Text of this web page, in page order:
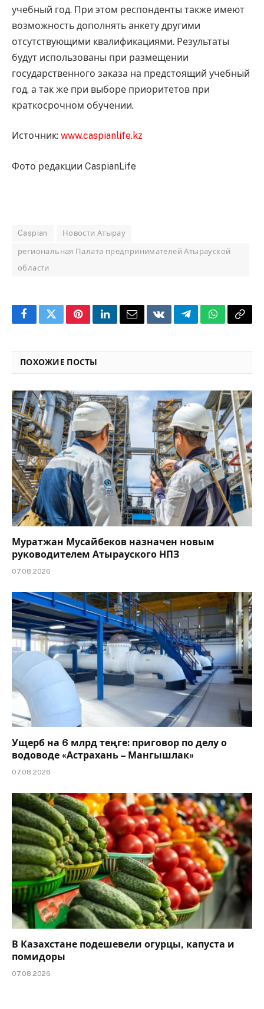
учебный год. При этом респонденты также имеют
возможность дополнять анкету другими
отсутствующими квалификациями. Результаты
будут использованы при размещении
государственного заказа на предстоящий учебный
год, а так же при выборе приоритетов при
краткосрочном обучении.
Источник: www.caspianlife.kz
Фото редакции CaspianLife
Caspian Новости Атырау
региональная Палата предпринимателей Атырауской
области
FacebookTwitterPinterestLinkedInEmailVKontakteTelegramWhatsApp
Copy
ПОХОЖИЕ ПОСТЫ
Муратжан Мусайбеков назначен новым
руководителем Атырауского НПЗ
07.08.2026
Ущерб на 6 млрд теңге: приговор по делу о
водоводе «Астрахань – Мангышлак»
07.08.2026
В Казахстане подешевели огурцы, капуста и
помидоры
07.08.2026